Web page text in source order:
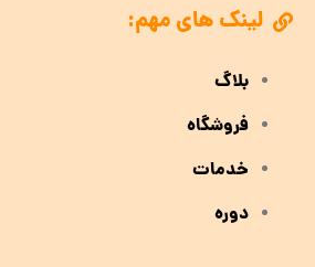
لینک های مهم:
بلاگ
فروشگاه
خدمات
دوره